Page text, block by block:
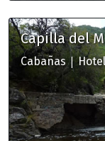
Capilla del
Cabañas|